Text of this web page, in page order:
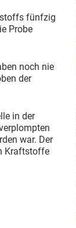
fünfzig
Probe
noch nie
der
in der
war. Der
Kraftstoffe